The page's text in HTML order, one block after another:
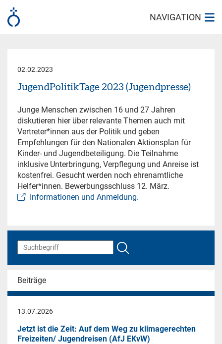
NAVIGATION
02.02.2023
JugendPolitikTage 2023 (Jugendpresse)
Junge Menschen zwischen 16 und 27 Jahren
diskutieren hier über relevante Themen auch mit
Vertreter*innen aus der Politik und geben
Empfehlungen für den Nationalen Aktionsplan für
Kinder- und Jugendbeteiligung. Die Teilnahme
inklusive Unterbringung, Verpflegung und Anreise ist
kostenfrei. Gesucht werden noch ehrenamtliche
Helfer*innen. Bewerbungsschluss 12. März.
Informationen und Anmeldung.
Beiträge
13.07.2026
Jetzt ist die Zeit: Auf dem Weg zu klimagerechten
Freizeiten/ Jugendreisen (AfJ EKvW)